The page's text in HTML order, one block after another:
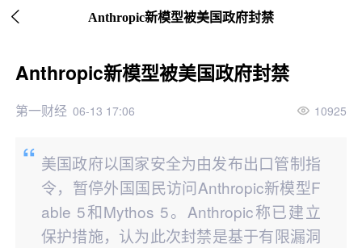
 Anthropic新模型被美国政府封禁
继续下拉刷新
Anthropic新模型被美国政府封禁
第一财经 06-13 17:06 10925
美国政府以国家安全为由发布出口管制指
令，暂停外国国民访问Anthropic新模型F
able 5和Mythos 5。Anthropic称已建立
保护措施，认为此次封禁是基于有限漏洞